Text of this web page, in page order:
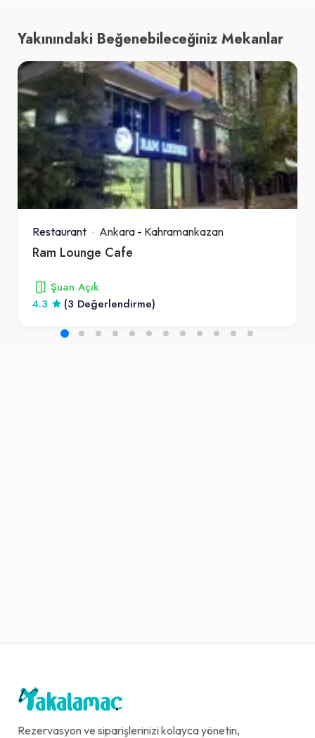
Yakınındaki Beğenebileceğiniz Mekanlar
Restaurant Ankara - Kahramankazan
Ram Lounge Cafe
Şuan Açık
4.3
(3 Değerlendirme)
Rezervasyon ve siparişlerinizi kolayca yönetin,